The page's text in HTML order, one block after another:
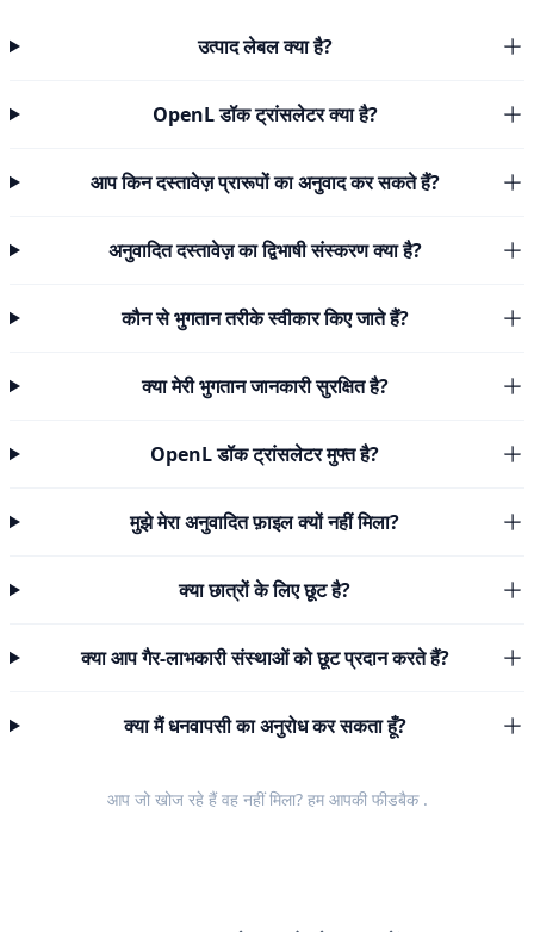
उत्पाद लेबल क्या है?
OpenL डॉक ट्रांसलेटर क्या है?
आप किन दस्तावेज़ प्रारूपों का अनुवाद कर सकते हैं?
अनुवादित दस्तावेज़ का द्विभाषी संस्करण क्या है?
कौन से भुगतान तरीके स्वीकार किए जाते हैं?
क्या मेरी भुगतान जानकारी सुरक्षित है?
OpenL डॉक ट्रांसलेटर मुफ्त है?
मुझे मेरा अनुवादित फ़ाइल क्यों नहीं मिला?
क्या छात्रों के लिए छूट है?
क्या आप गैर-लाभकारी संस्थाओं को छूट प्रदान करते हैं?
क्या मैं धनवापसी का अनुरोध कर सकता हूँ?
आप जो खोज रहे हैं वह नहीं मिला? हम आपकी फीडबैक.